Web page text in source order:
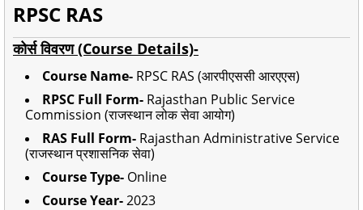
RPSC RAS
कोर्स विवरण(Course Details)-
Course Name- RPSC RAS (आरपीएससी आरएएस)
RPSC Full Form- Rajasthan Public Service
Commission (राजस्थान लोक सेवा आयोग)
RAS Full Form- Rajasthan Administrative Service
(राजस्थान प्रशासनिक सेवा)
Course Type- Online
Course Year-2023